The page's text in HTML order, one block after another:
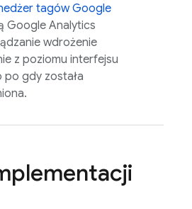
tagów Google
Google Analytics
wdrożenie
z poziomu interfejsu
gdy została